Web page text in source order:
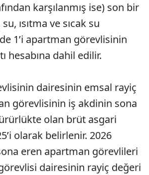
karşılanmış ise) son bir
ısıtma ve sıcak su
1’i apartman görevlisinin
hesabına dahil edilir.
dairesinin emsal rayiç
görevlisinin iş akdinin sona
olan brüt asgari
olarak belirlenir. 2026
eren apartman görevlileri
dairesinin rayiç değeri